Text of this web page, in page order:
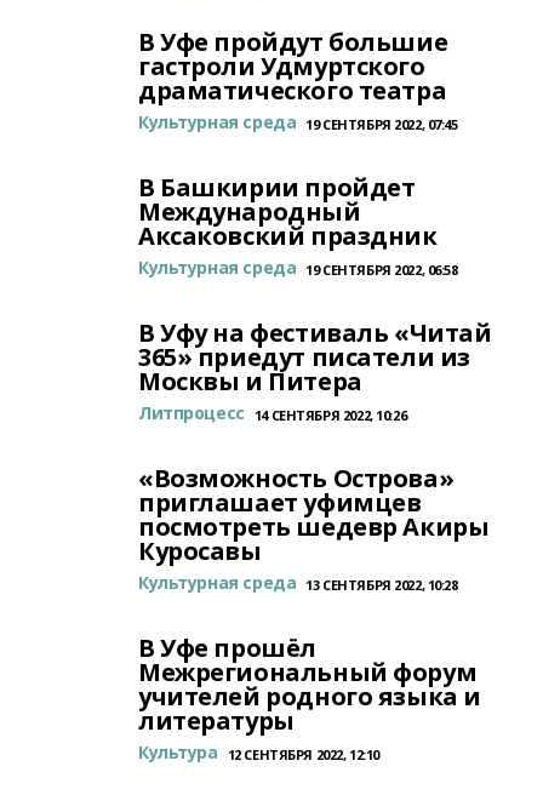
В Уфе пройдут большие
гастроли Удмуртского
драматического театра
Культурная среда 19 СЕНТЯБРЯ 2022, 07:45
В Башкирии пройдет
Международный
Аксаковский праздник
Культурная среда 19 СЕНТЯБРЯ 2022, 06:58
В Уфу на фестиваль «Читай
365» приедут писатели из
Москвы и Питера
Литпроцесс 14 СЕНТЯБРЯ 2022, 10:26
«Возможность Острова»
приглашает уфимцев
посмотреть шедевр Акиры
Куросавы
Культурная среда 13 СЕНТЯБРЯ 2022, 10:28
В Уфе прошёл
Межрегиональный форум
учителей родного языка и
литературы
Культура 12 СЕНТЯБРЯ 2022, 12:10